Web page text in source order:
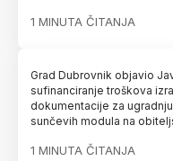
1 MINUTA ČITANJA
Grad Dubrovnik objavio
sufinanciranje troškova
dokumentacije za
sunčevih modula na
1 MINUTA ČITANJA